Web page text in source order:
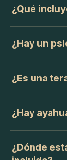
¿Qué
¿Hay un
¿Es una
¿Hay
¿Dónde